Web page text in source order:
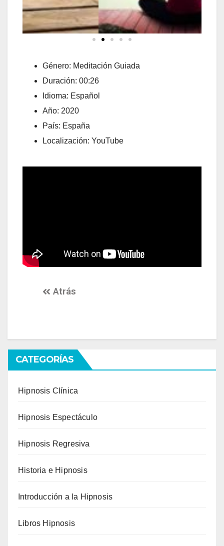
Género: Meditación Guiada
Duración: 00:26
Idioma: Español
Año: 2020
País: España
Localización: YouTube
Atrás
CATEGORÍAS
Hipnosis Clínica
Hipnosis Espectáculo
Hipnosis Regresiva
Historia e Hipnosis
Introducción a la Hipnosis
Libros Hipnosis